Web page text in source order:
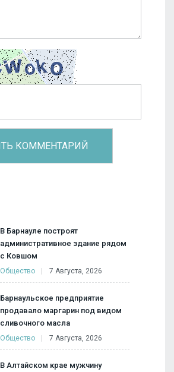
В Барнауле построят
административное здание рядом
с Ковшом
Общество 7 Августа, 2026
Барнаульское предприятие
продавало маргарин под видом
сливочного масла
Общество 7 Августа, 2026
В Алтайском крае мужчину